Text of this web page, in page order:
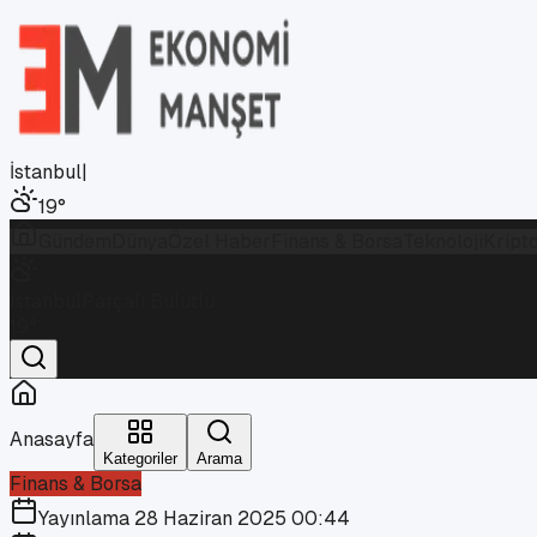
İstanbul|
19°
Anasayfa
Kategoriler Arama
Finans & Borsa
Yayınlama 28 Haziran 2025 00:44